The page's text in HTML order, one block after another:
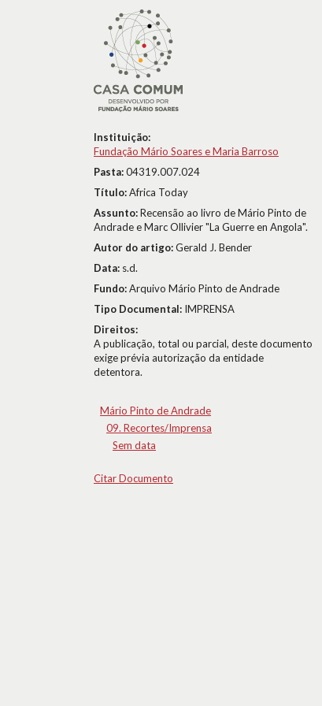
Instituição:
Fundação Mário Soares e Maria Barroso
Pasta:04319.007.024
Título:Africa Today
Assunto:Recensão ao livro de Mário Pinto de
Andrade e Marc Ollivier "La Guerre en Angola".
Autor do artigo:Gerald J. Bender
Data: s.d.
Fundo:Arquivo Mário Pinto de Andrade
Tipo Documental: IMPRENSA
Direitos:
A publicação, total ou parcial, deste documento
exige prévia autorização da entidade
detentora.
Mário Pinto de Andrade
09. Recortes/Imprensa
Sem data
Citar Documento